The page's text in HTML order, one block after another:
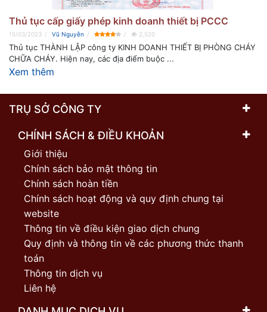
Thủ tục cấp giấy phép kinh doanh thiết bị PCCC
15/03/2023 Vũ Nguyễn 2,520
Thủ tục THÀNH LẬP công ty KINH DOANH THIẾT BỊ PHÒNG CHÁY
CHỮA CHÁY. Hiện nay, các địa điểm buộc ...
Xem thêm
TRỤ SỞ CÔNG TY
CHÍNH SÁCH & ĐIỀU KHOẢN
Giới thiệu
Chính sách bảo mật thông tin
Chính sách hoàn tiền
Chính sách hoạt động và quy định chung tại
website
Thông tin về điều kiện giao dịch chung
Quy định và thông tin về các phương thức thanh
toán
Thông tin dịch vụ
Liên hệ